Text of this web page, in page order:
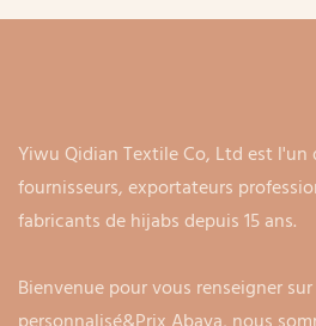
Yiwu Qidian Textile Co, Ltd est l'un
fournisseurs, exportateurs
fabricants de hijabs depuis 15 ans.
Bienvenue pour vous renseigner